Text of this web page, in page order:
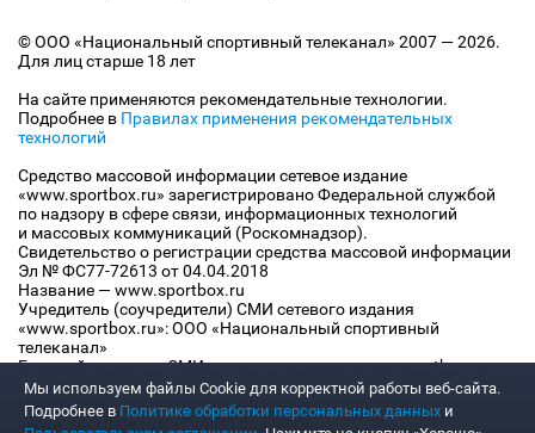
© ООО «Национальный спортивный телеканал» 2007 — 2026.
Для лиц старше 18 лет
На сайте применяются рекомендательные технологии.
Подробнее в Правилах применения рекомендательных
технологий
Средство массовой информации сетевое издание
«www.sportbox.ru» зарегистрировано Федеральной службой
по надзору в сфере связи, информационных технологий
и массовых коммуникаций (Роскомнадзор).
Свидетельство о регистрации средства массовой информации
Эл № ФС77-72613 от 04.04.2018
Название — www.sportbox.ru
Учредитель (соучредители) СМИ сетевого издания
«www.sportbox.ru»: ООО «Национальный спортивный
телеканал»
Главный редактор СМИ сетевого издания «www.sportbox.ru»:
Конов В.А.
Номер телефона редакции СМИ сетевого издания
«www.sportbox.ru»: +7 (495) 653 8419
Мы используем файлы Сookie для корректной работы веб-сайта.
Подробнее в Политике обработки персональных данных и